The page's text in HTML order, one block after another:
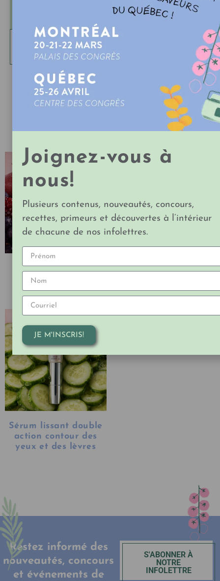
MAGASINER SUR
LA BOUTIQUE DE L'EXPOSANT
Partager
Gommage à lèvres
grenade exquise
Baume à lèvres
grenade veloutée
Sérum lissant double
action contour des
yeux et des lèvres
Restez informé des
nouveautés, concours
et événements de
S'ABONNER À
NOTRE
INFOLETTRE
Joignez-vous à
nous!
Plusieurs contenus, nouveautés, concours,
recettes, primeurs et découvertes à l’intérieur
de chacune de nos infolettres.
JE M'INSCRIS!